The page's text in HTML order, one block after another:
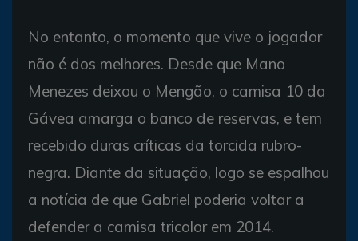
No entanto, o momento que vive o jogador
não é dos melhores. Desde que Mano
Menezes deixou o Mengão, o camisa 10 da
Gávea amarga o banco de reservas, e tem
recebido duras críticas da torcida rubro-
negra. Diante da situação, logo se espalhou
a notícia de que Gabriel poderia voltar a
defender a camisa tricolor em 2014.